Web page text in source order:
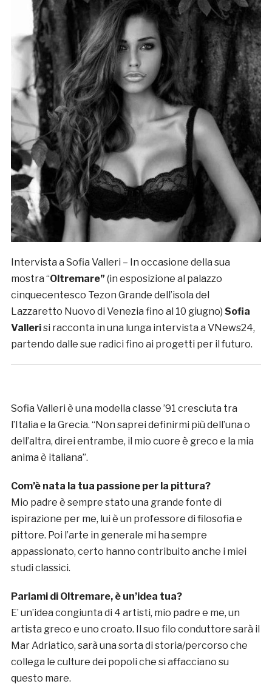
Intervista a Sofia Valleri – In occasione della sua
mostra “Oltremare” (in esposizione al palazzo
cinquecentesco Tezon Grande dell’isola del
Lazzaretto Nuovo di Venezia fino al 10 giugno) Sofia
Vallerisi racconta in una lunga intervista a VNews24,
partendo dalle sue radici fino ai progetti per il futuro.
Sofia Valleri è una modella classe ’91 cresciuta tra
l’Italia e la Grecia. “Non saprei definirmi più dell’una o
dell’altra, direi entrambe, il mio cuore è greco e la mia
anima è italiana”.
Com’è nata la tua passione per la pittura?
Mio padre è sempre stato una grande fonte di
ispirazione per me, lui è un professore di filosofia e
pittore. Poi l’arte in generale mi ha sempre
appassionato, certo hanno contribuito anche i miei
studi classici.
Parlami di Oltremare, è un’idea tua?
E’ un’idea congiunta di 4 artisti, mio padre e me, un
artista greco e uno croato. Il suo filo conduttore sarà il
Mar Adriatico, sarà una sorta di storia/percorso che
collega le culture dei popoli che si affacciano su
questo mare.